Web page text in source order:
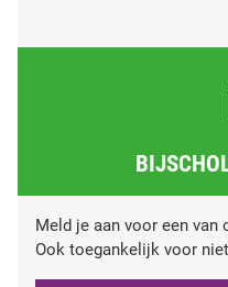
Meld je aan voor een van
Ook toegankelijk voor